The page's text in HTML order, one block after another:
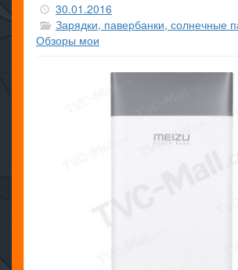
30.01.2016
Зарядки, павербанки, солнечные
Обзоры мои